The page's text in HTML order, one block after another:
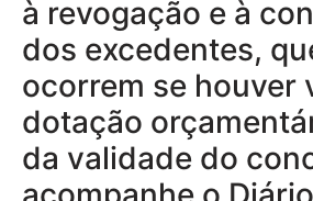
à revogação e à
dos excedentes,
ocorrem se houver
dotação
da validade do